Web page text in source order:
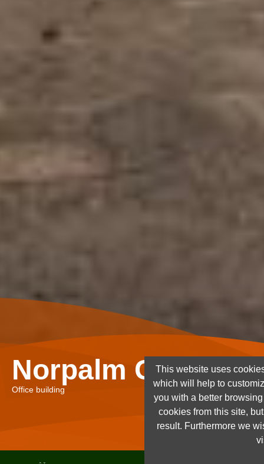
Norpalm Ghana
Office building
This website uses
which will help to
you with a better
cookies from this site,
result. Furthermore we